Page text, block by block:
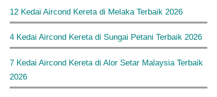
12 Kedai Aircond Kereta di Melaka Terbaik 2026
4 Kedai Aircond Kereta di Sungai Petani Terbaik 2026
7 Kedai Aircond Kereta di Alor Setar Malaysia Terbaik
2026